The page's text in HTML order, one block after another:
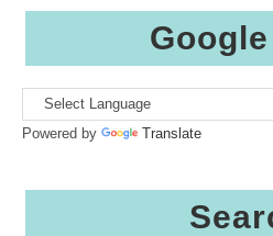
Powered by Translate